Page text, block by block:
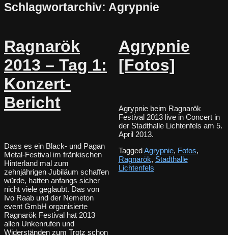
Schlagwortarchiv: Agrypnie
Ragnarök
2013 – Tag 1:
Konzert-
Bericht
Dass es ein Black- und Pagan
Metal-Festival im fränkischen
Hinterland mal zum
zehnjährigen Jubiläum schaffen
würde, hatten anfangs sicher
nicht viele geglaubt. Das von
Ivo Raab und der Nemeton
event GmbH organisierte
Ragnarök Festival hat 2013
allen Unkenrufen und
Widerständen zum Trotz schon
Agrypnie
[Fotos]
Agrypnie beim Ragnarök
Festival 2013 live in Concert in
der Stadthalle Lichtenfels am 5.
April 2013.
TaggedAgrypnie, Fotos,
Ragnarök, Stadthalle
Lichtenfels